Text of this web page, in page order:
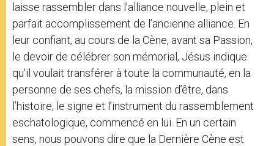
laisse rassembler dans l’alliance nouvelle, plein et
parfait accomplissement de l’ancienne alliance. En
leur confiant, au cours de la Cène, avant sa Passion,
le devoir de célébrer son mémorial, Jésus indique
qu’il voulait transférer à toute la communauté, en la
personne de ses chefs, la mission d’être, dans
l’histoire, le signe et l’instrument du rassemblement
eschatologique, commencé en lui. En un certain
sens, nous pouvons dire que la Dernière Cène est